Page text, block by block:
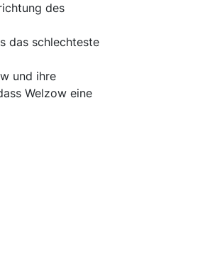
des
das schlechteste
und ihre
Welzow eine